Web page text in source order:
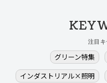
注目
グリーン特集
インダストリアル×照明